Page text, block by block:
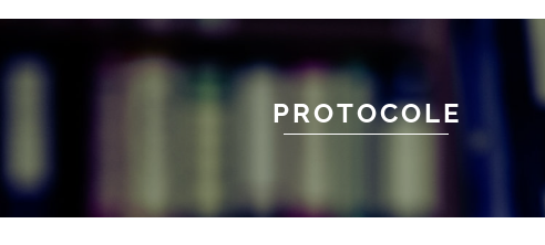
PROTOCOLE